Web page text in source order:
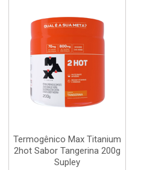
Termogênico Max Titanium
2hot Sabor Tangerina 200g
Supley